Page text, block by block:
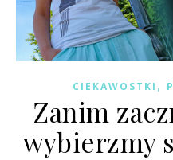
CIEKAWOSTKI ,
Zanim
wybierzmy